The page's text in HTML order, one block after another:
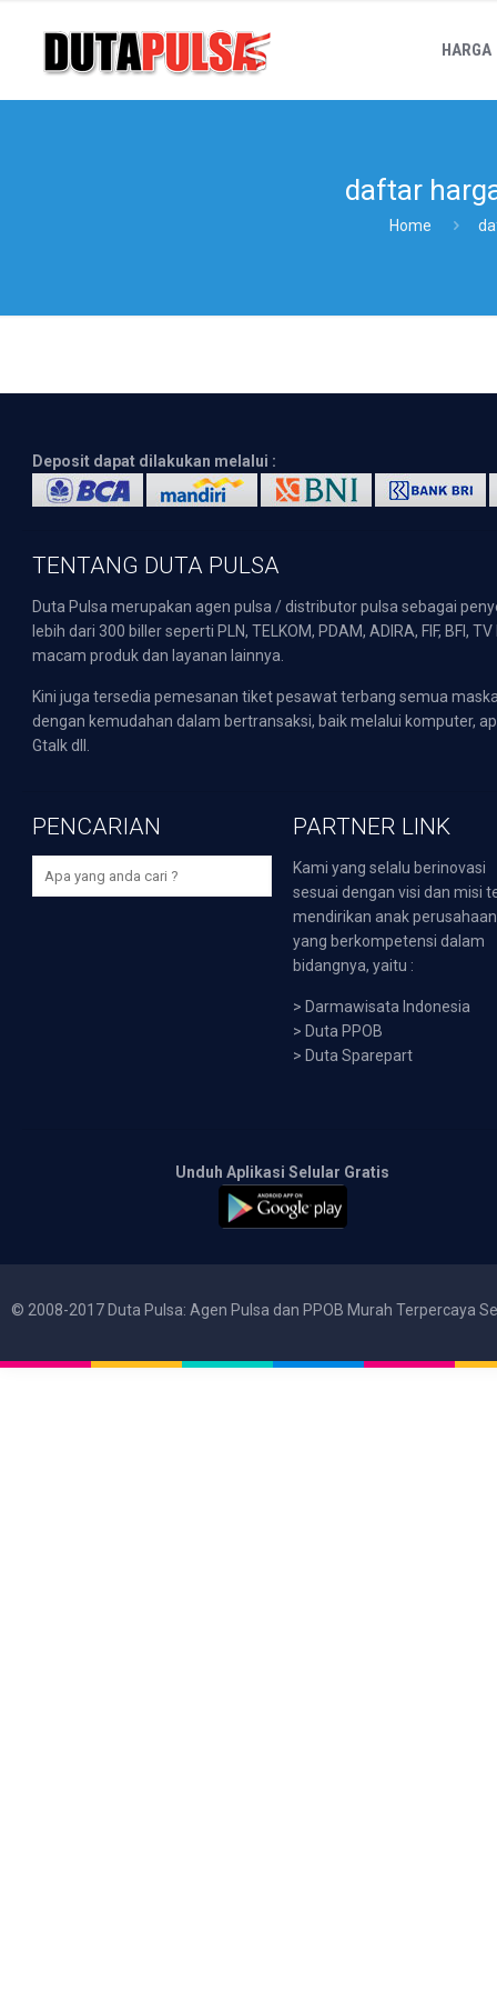
HARGA
daftar
Home
Deposit dapat dilakukan melalui :
TENTANG DUTA PULSA
Duta Pulsa merupakan agen pulsa / distributor pulsa sebagai
lebih dari 300 biller seperti PLN, TELKOM, PDAM, ADIRA, FIF,
macam produk dan layanan lainnya.
Kini juga tersedia pemesanan tiket pesawat terbang semua
dengan kemudahan dalam bertransaksi, baik melalui komputer,
Gtalk dll.
PENCARIAN PARTNER LINK
Kami yang selalu berinovasi
sesuai dengan visi dan misi
mendirikan anak perusahaan
yang berkompetensi dalam
bidangnya, yaitu :
> Darmawisata Indonesia
> Duta PPOB
> Duta Sparepart
Unduh Aplikasi Selular Gratis
© 2008-2017 Duta Pulsa: Agen Pulsa dan PPOB Murah Terpercaya